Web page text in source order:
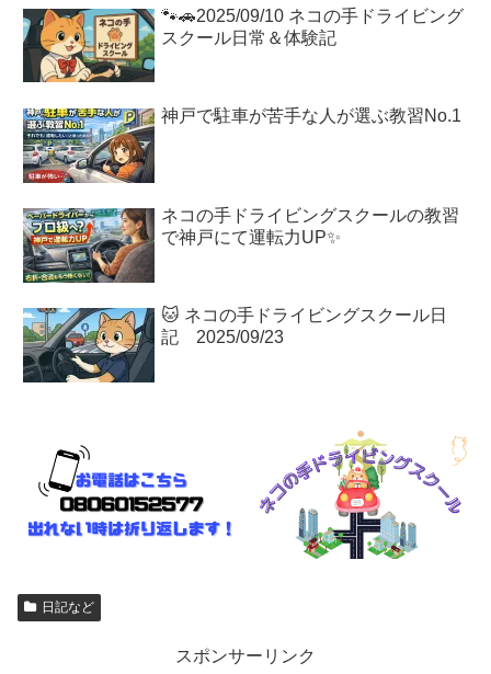
🐾🚗2025/09/10 ネコの手ドライビング
スクール日常＆体験記
神戸で駐車が苦手な人が選ぶ教習No.1
ネコの手ドライビングスクールの教習
で神戸にて運転力UP✨
🐱 ネコの手ドライビングスクール日
記 2025/09/23
日記など
スポンサーリンク